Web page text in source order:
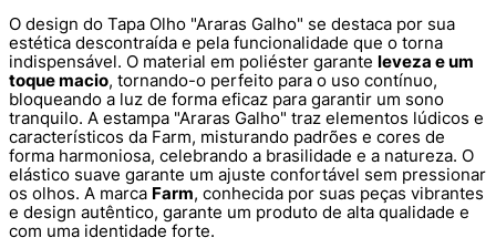
O design do Tapa Olho "Araras Galho" se destaca por sua
estética descontraída e pela funcionalidade que o torna
indispensável. O material em poliéster garante leveza e um
toque macio, tornando-o perfeito para o uso contínuo,
bloqueando a luz de forma eficaz para garantir um sono
tranquilo. A estampa "Araras Galho" traz elementos lúdicos e
característicos da Farm, misturando padrões e cores de
forma harmoniosa, celebrando a brasilidade e a natureza. O
elástico suave garante um ajuste confortável sem pressionar
os olhos. A marca Farm, conhecida por suas peças vibrantes
e design autêntico, garante um produto de alta qualidade e
com uma identidade forte.